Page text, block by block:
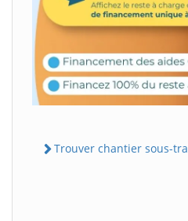
Trouver chantier sous-